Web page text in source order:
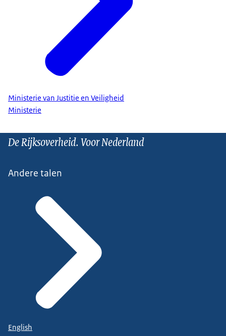
Ministerie van Justitie en Veiligheid
Ministerie
De Rijksoverheid. Voor Nederland
Andere talen
English